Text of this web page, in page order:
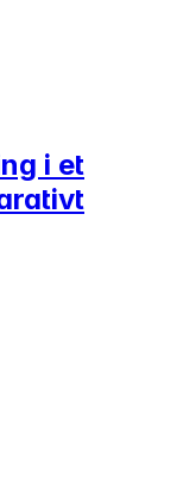
i et